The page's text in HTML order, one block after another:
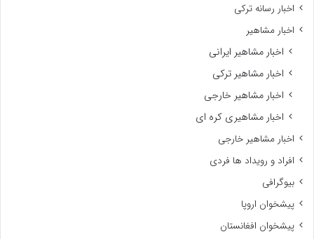
اخبار رسانه ترکی
اخبار مشاهیر
اخبار مشاهیر ایرانی
اخبار مشاهیر ترکی
اخبار مشاهیر خارجی
اخبار مشاهیری کره ای
اخبار مشاهیر خارجی
افراد و رویداد ها فردی
بیوگرافی
پیشخوان اروپا
پیشخوان افغانستان